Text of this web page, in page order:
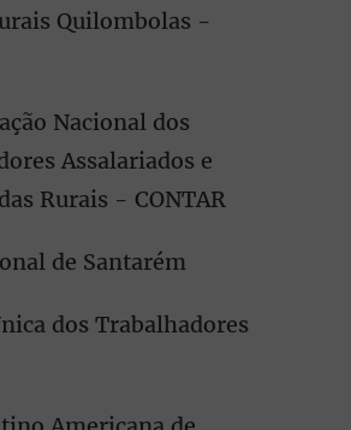
Quilombolas -
Nacional dos
Assalariados e
Rurais - CONTAR
de Santarém
dos Trabalhadores